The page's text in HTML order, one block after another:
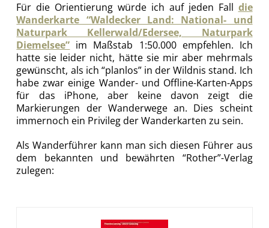
Für die Orientierung würde ich auf jeden Fall die
Wanderkarte “Waldecker Land: National- und
Naturpark Kellerwald/Edersee, Naturpark
Diemelsee” im Maßstab 1:50.000 empfehlen. Ich
hatte sie leider nicht, hätte sie mir aber mehrmals
gewünscht, als ich “planlos” in der Wildnis stand. Ich
habe zwar einige Wander- und Offline-Karten-Apps
für das iPhone, aber keine davon zeigt die
Markierungen der Wanderwege an. Dies scheint
immernoch ein Privileg der Wanderkarten zu sein.
Als Wanderführer kann man sich diesen Führer aus
dem bekannten und bewährten “Rother”-Verlag
zulegen: